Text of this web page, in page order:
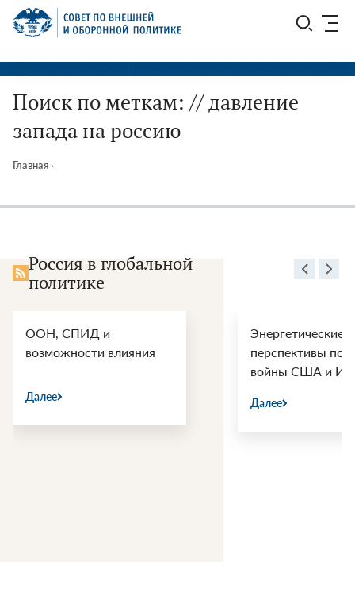
Перейти
СВОП
Поиск по меткам: // давление
запада на россию
Главная ›
Россия в глобальной
политике
ООН, СПИД и
возможности влияния
Далее
Энергетические
перспективы
войны США и
Далее